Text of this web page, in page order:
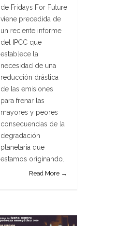
de Fridays For Future
viene precedida de
un reciente informe
del IPCC que
establece la
necesidad de una
reducción drástica
de las emisiones
para frenar las
mayores y peores
consecuencias de la
degradación
planetaria que
estamos originando.
Read More →